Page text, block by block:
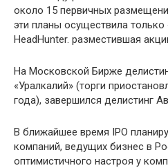
около 15 первичных
эти планы осуществила
HeadHunter. разместившая
На Московской Бирже
«Уралкалий» (торги
года), завершился делистинг
В ближайшее время IPO
компаний, ведущих бизнес в
оптимистичного настроя у